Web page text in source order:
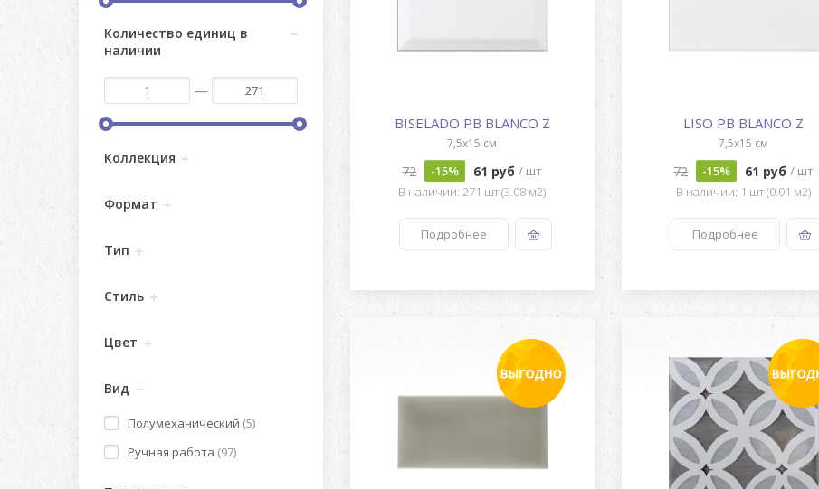
Количество единиц в
наличии
—
Коллекция
Формат
Тип
Стиль
Цвет
Вид
Полумеханический (5)
Ручная работа (97)
BISELADO PB BLANCO Z
7,5x15 см
72 -15% 61 руб/ шт
В наличии: 271 шт (3.08 м2)
Подробнее
LISO PB BLANCO Z
7,5x15 см
72 -15% 61 руб/ шт
В наличии: 1 шт (0.01 м2)
Подробнее